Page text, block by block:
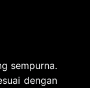
sempurna.
dengan